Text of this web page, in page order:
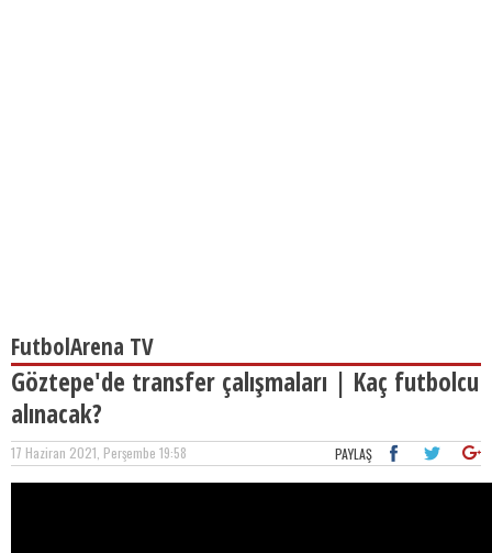
FutbolArena TV
Göztepe'de transfer çalışmaları | Kaç futbolcu
alınacak?
17 Haziran 2021, Perşembe 19:58 PAYLAŞ